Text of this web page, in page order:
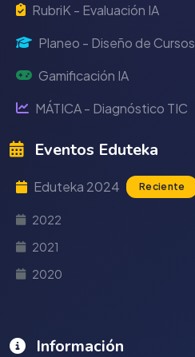
RubriK - Evaluación IA
Planeo - Diseño de Cursos
Gamificación IA
MÁTICA - Diagnóstico TIC
Eventos Eduteka
Eduteka 2024 Reciente
2022
2021
2020
Información